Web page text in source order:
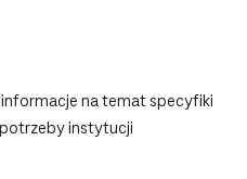
na temat specyfiki
potrzeby instytucji